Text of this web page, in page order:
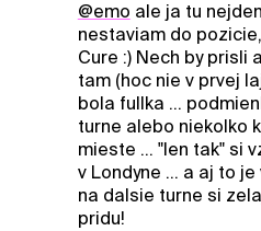
@emo ale ja tu
nestaviam do
Cure :) Nech by prisli
tam (hoc nie v prvej
bola fullka ...
turne alebo niekolko
mieste ... "len tak" si
v Londyne ... a aj to
na dalsie turne si
pridu!